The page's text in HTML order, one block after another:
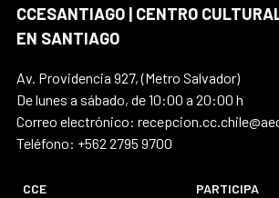
CCESANTIAGO | CENTRO
EN SANTIAGO
Av. Providencia 927, (Metro Salvador)
De lunes a sábado, de 10:00 a 20:00 h
Correo electrónico:
Teléfono: +562 2795 9700
CCE
PARTICIPA